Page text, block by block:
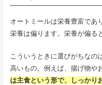
オートミールは栄養豊富であ
栄養は偏ります。栄養が偏る
こういうときに選びがちなの
高いもの。例えば、揚げ物や
は主食という形で、しっかり